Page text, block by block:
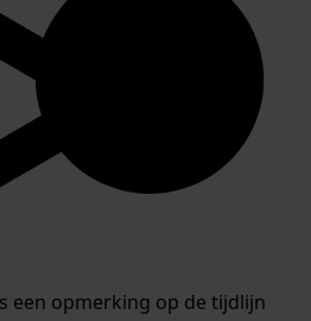
een opmerking op de tijdlijn